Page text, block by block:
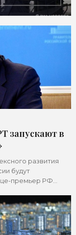
запускают в
развития
будут
премьер РФ